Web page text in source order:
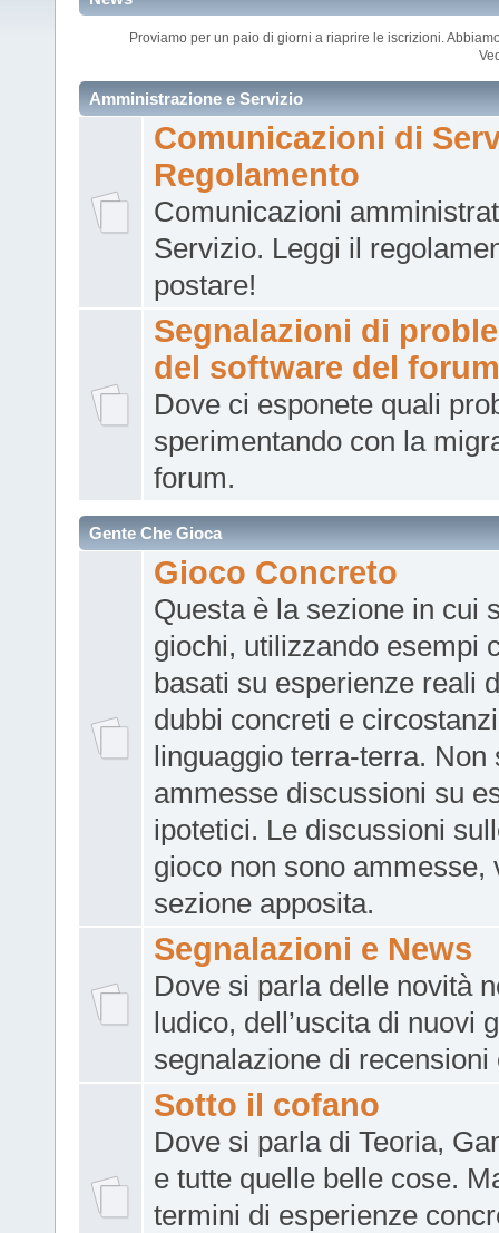
Proviamo per un paio di giorni a riaprire le iscrizioni.
Amministrazione e Servizio
Comunicazioni di
Regolamento
Comunicazioni
Servizio. Leggi il
postare!
Segnalazioni di
del software del forum
Dove ci esponete quali
sperimentando con la
forum.
Gente Che Gioca
Gioco Concreto
Questa è la sezione in cui
giochi, utilizzando esempi
basati su esperienze reali
dubbi concreti e
linguaggio terra-terra. Non
ammesse discussioni su
ipotetici. Le discussioni
gioco non sono ammesse,
sezione apposita.
Segnalazioni e News
Dove si parla delle novità
ludico, dell’uscita di nuovi
segnalazione di
Sotto il cofano
Dove si parla di Teoria,
e tutte quelle belle cose.
termini di esperienze